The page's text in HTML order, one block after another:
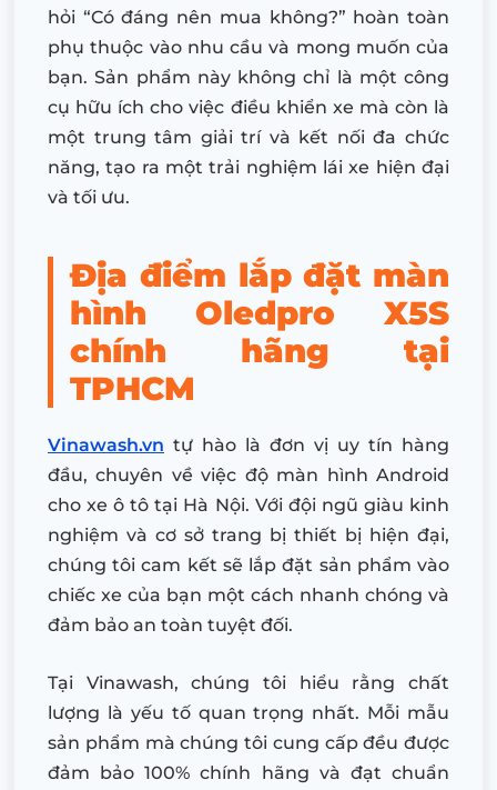
hỏi “Có đáng nên mua không?” hoàn toàn
phụ thuộc vào nhu cầu và mong muốn của
bạn. Sản phẩm này không chỉ là một công
cụ hữu ích cho việc điều khiển xe mà còn là
một trung tâm giải trí và kết nối đa chức
năng, tạo ra một trải nghiệm lái xe hiện đại
và tối ưu.
Địa điểm lắp đặt màn
hình Oledpro X5S
chính hãng tại
TPHCM
Vinawash.vn tự hào là đơn vị uy tín hàng
đầu, chuyên về việc độ màn hình Android
cho xe ô tô tại Hà Nội. Với đội ngũ giàu kinh
nghiệm và cơ sở trang bị thiết bị hiện đại,
chúng tôi cam kết sẽ lắp đặt sản phẩm vào
chiếc xe của bạn một cách nhanh chóng và
đảm bảo an toàn tuyệt đối.
Tại Vinawash, chúng tôi hiểu rằng chất
lượng là yếu tố quan trọng nhất. Mỗi mẫu
sản phẩm mà chúng tôi cung cấp đều được
đảm bảo 100% chính hãng và đạt chuẩn